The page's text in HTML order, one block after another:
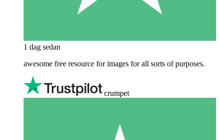
1 dag sedan
awesome free resource for images for all sorts of purposes.
crumpet